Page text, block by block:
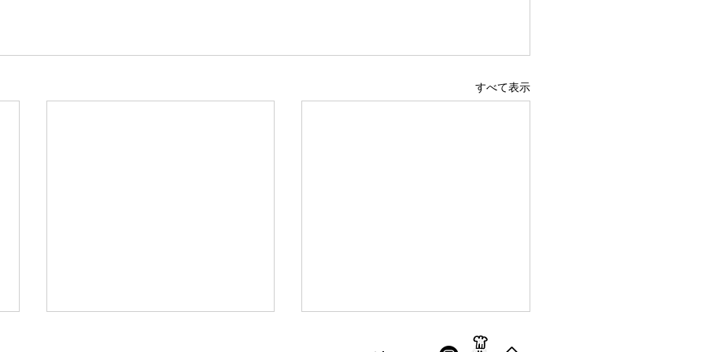
すべて表示